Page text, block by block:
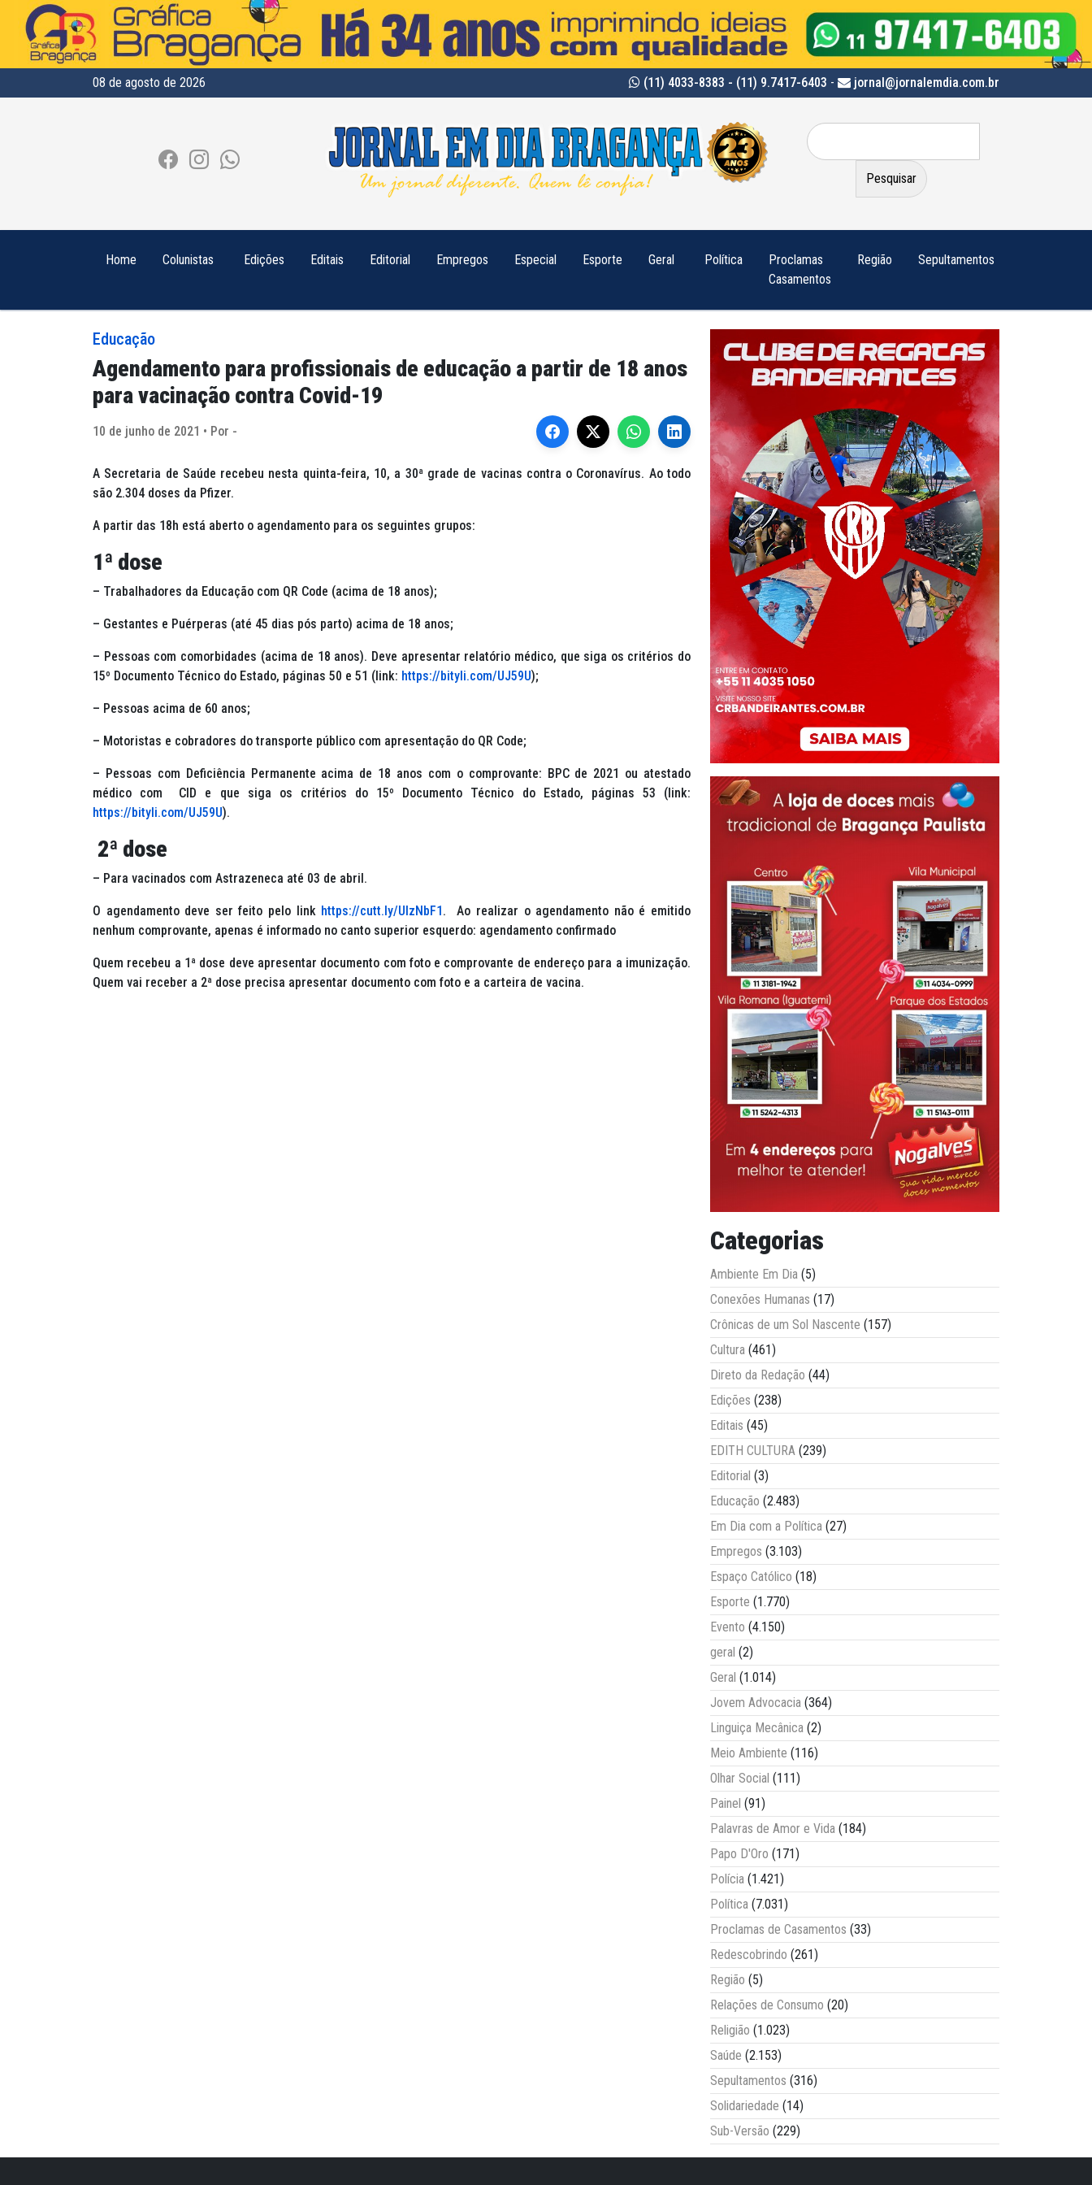
08 de agosto de 2026 (11) 4033-8383 - (11) 9.7417-6403 - jornal@jornalemdia.com.br
Pesquisar
por:
Home Colunistas Edições Editais Editorial Empregos Especial Esporte Geral Política
Proclamas
Casamentos
Região Sepultamentos
Educação
Agendamento para profissionais de educação a partir de 18 anos
para vacinação contra Covid-19
10 de junho de 2021 • Por -
A Secretaria de Saúde recebeu nesta quinta-feira, 10, a 30ª grade de vacinas contra o Coronavírus. Ao todo
são 2.304 doses da Pfizer.
A partir das 18h está aberto o agendamento para os seguintes grupos:
1ª dose
– Trabalhadores da Educação com QR Code (acima de 18 anos);
– Gestantes e Puérperas (até 45 dias pós parto) acima de 18 anos;
– Pessoas com comorbidades (acima de 18 anos). Deve apresentar relatório médico, que siga os critérios do
15º Documento Técnico do Estado, páginas 50 e 51 (link: https://bityli.com/UJ59U);
– Pessoas acima de 60 anos;
– Motoristas e cobradores do transporte público com apresentação do QR Code;
– Pessoas com Deficiência Permanente acima de 18 anos com o comprovante: BPC de 2021 ou atestado
médico com CID e que siga os critérios do 15º Documento Técnico do Estado, páginas 53 (link:
https://bityli.com/UJ59U).
2ª dose
– Para vacinados com Astrazeneca até 03 de abril.
O agendamento deve ser feito pelo link https://cutt.ly/UlzNbF1 . Ao realizar o agendamento não é emitido
nenhum comprovante, apenas é informado no canto superior esquerdo: agendamento confirmado
Quem recebeu a 1ª dose deve apresentar documento com foto e comprovante de endereço para a imunização.
Quem vai receber a 2ª dose precisa apresentar documento com foto e a carteira de vacina.
Categorias
Ambiente Em Dia (5)
Conexões Humanas (17)
Crônicas de um Sol Nascente (157)
Cultura (461)
Direto da Redação (44)
Edições (238)
Editais (45)
EDITH CULTURA (239)
Editorial (3)
Educação (2.483)
Em Dia com a Política (27)
Empregos (3.103)
Espaço Católico (18)
Esporte (1.770)
Evento (4.150)
geral (2)
Geral (1.014)
Jovem Advocacia (364)
Linguiça Mecânica (2)
Meio Ambiente (116)
Olhar Social (111)
Painel (91)
Palavras de Amor e Vida (184)
Papo D'Oro (171)
Polícia (1.421)
Política (7.031)
Proclamas de Casamentos (33)
Redescobrindo (261)
Região (5)
Relações de Consumo (20)
Religião (1.023)
Saúde (2.153)
Sepultamentos (316)
Solidariedade (14)
Sub-Versão (229)